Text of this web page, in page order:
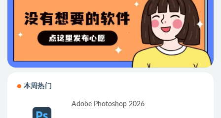
本周热门
Adobe Photoshop 2026